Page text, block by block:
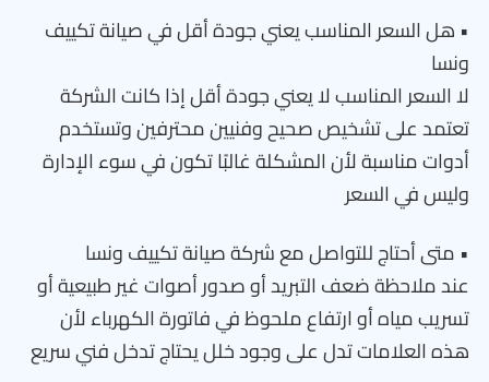
• هل السعر المناسب يعني جودة أقل في صيانة تكييف
ونسا
لا السعر المناسب لا يعني جودة أقل إذا كانت الشركة
تعتمد على تشخيص صحيح وفنيين محترفين وتستخدم
أدوات مناسبة لأن المشكلة غالبًا تكون في سوء الإدارة
وليس في السعر
• متى أحتاج للتواصل مع شركة صيانة تكييف ونسا
عند ملاحظة ضعف التبريد أو صدور أصوات غير طبيعية أو
تسريب مياه أو ارتفاع ملحوظ في فاتورة الكهرباء لأن
هذه العلامات تدل على وجود خلل يحتاج تدخل فني سريع